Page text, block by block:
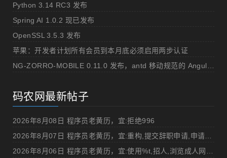
Python 3.14 RC3 发布
Spring AI 1.0.2 现已发布
OpenSSL 3.5.3 发布
苹果：开发者计划所有会员到本月底必须启用两步认证
码农网最新帖子
2026年8月08日 程序员老黄历，宜:拒绝996